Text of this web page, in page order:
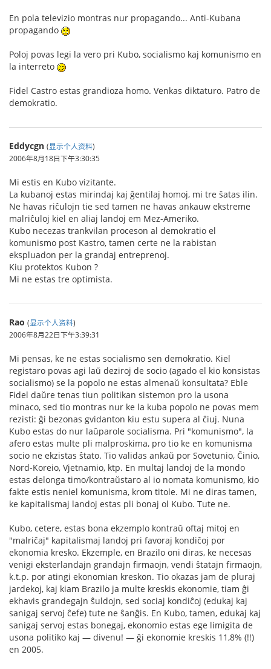
En pola televizio montras nur propagando... Anti-Kubana
propagando
Poloj povas legi la vero pri Kubo, socialismo kaj komunismo en
la interreto
Fidel Castro estas grandioza homo. Venkas diktaturo. Patro de
demokratio.
Eddycgn (显示个人资料)
2006年8月18日下午3:30:35
Mi estis en Kubo vizitante.
La kubanoj estas mirindaj kaj ĝentilaj homoj, mi tre ŝatas ilin.
Ne havas riĉulojn tie sed tamen ne havas ankauw ekstreme
malriĉuloj kiel en aliaj landoj em Mez-Ameriko.
Kubo necezas trankvilan proceson al demokratio el
komunismo post Kastro, tamen certe ne la rabistan
ekspluadon per la grandaj entreprenoj.
Kiu protektos Kubon ?
Mi ne estas tre optimista.
Rao (显示个人资料)
2006年8月22日下午3:39:31
Mi pensas, ke ne estas socialismo sen demokratio. Kiel
registaro povas agi laŭ deziroj de socio (agado el kio konsistas
socialismo) se la popolo ne estas almenaŭ konsultata? Eble
Fidel daŭre tenas tiun politikan sistemon pro la usona
minaco, sed tio montras nur ke la kuba popolo ne povas mem
rezisti: ĝi bezonas gvidanton kiu estu supera al ĉiuj. Nuna
Kubo estas do nur laŭparole socialisma. Pri "komunismo", la
afero estas multe pli malproskima, pro tio ke en komunisma
socio ne ekzistas ŝtato. Tio validas ankaŭ por Sovetunio, Ĉinio,
Nord-Koreio, Vjetnamio, ktp. En multaj landoj de la mondo
estas delonga timo/kontraŭstaro al io nomata komunismo, kio
fakte estis neniel komunisma, krom titole. Mi ne diras tamen,
ke kapitalismaj landoj estas pli bonaj ol Kubo. Tute ne.
Kubo, cetere, estas bona ekzemplo kontraŭ oftaj mitoj en
"malriĉaj" kapitalismaj landoj pri favoraj kondiĉoj por
ekonomia kresko. Ekzemple, en Brazilo oni diras, ke necesas
venigi eksterlandajn grandajn firmaojn, vendi ŝtatajn firmaojn,
k.t.p. por atingi ekonomian kreskon. Tio okazas jam de pluraj
jardekoj, kaj kiam Brazilo ja multe kreskis ekonomie, tiam ĝi
ekhavis grandegajn ŝuldojn, sed sociaj kondiĉoj (edukaj kaj
sanigaj servoj ĉefe) tute ne ŝanĝis. En Kubo, tamen, edukaj kaj
sanigaj servoj estas bonegaj, ekonomio estas ege limigita de
usona politiko kaj — divenu! — ĝi ekonomie kreskis 11,8% (!!)
en 2005.